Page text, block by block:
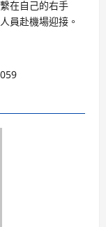
在自己的右手
員赴機場迎接。